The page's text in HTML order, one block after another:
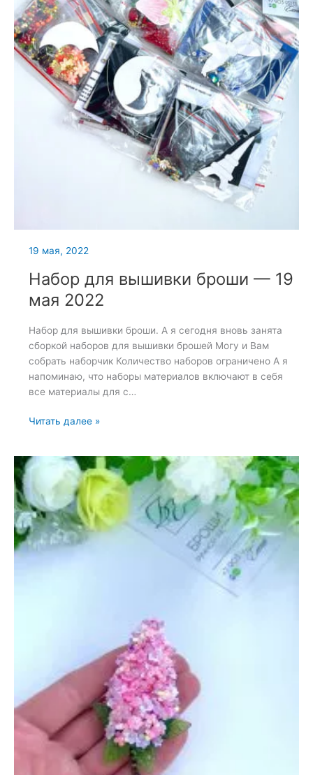
19 мая, 2022
Набор для вышивки броши — 19
мая 2022
Набор для вышивки броши. А я сегодня вновь занята
сборкой наборов для вышивки брошей Могу и Вам
собрать наборчик Количество наборов ограничено А я
напоминаю, что наборы материалов включают в себя
все материалы для с…
Набор
броши
19
мая
2022
Читать далее »